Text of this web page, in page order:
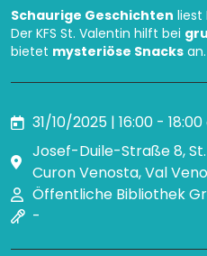
Schaurige Geschichten liest
Der KFS St. Valentin hilft bei
bietet mysteriöse Snacks an.
31/10/2025 | 16:00 -
Josef-Duile-Straße 8,
Curon Venosta, Val
Öffentliche Bibliothek
-